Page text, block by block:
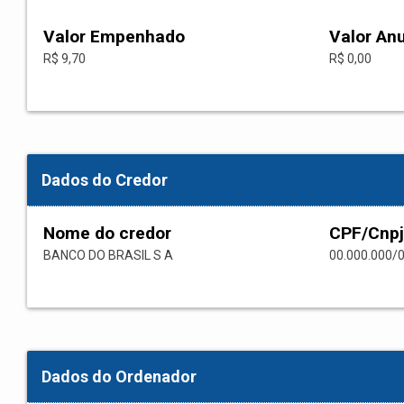
Valor Empenhado
R$ 9,70
Valor
R$ 0,00
Dados do Credor
Nome do credor
BANCO DO BRASIL S A
CPF/Cnpj
00.000.000/
Dados do Ordenador